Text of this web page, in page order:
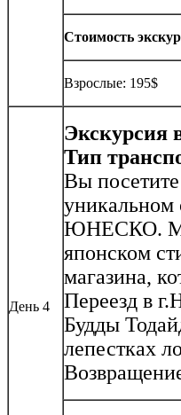
Стоимость
Взрослые: 195$
День 4
Экскурсия
Тип
Вы
ЮНЕСКО.
японском
магазина,
Переезд в
Будды
лепестках